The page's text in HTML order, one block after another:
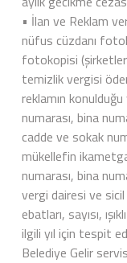
• İlan ve Reklam
nüfus cüzdanı
fotokopisi
temizlik vergisi
reklamın
numarası, bina
cadde ve sokak
mükellefin
numarası, bina
vergi dairesi ve sicil
ebatları, sayısı,
ilgili yıl için tespit
Belediye Gelir